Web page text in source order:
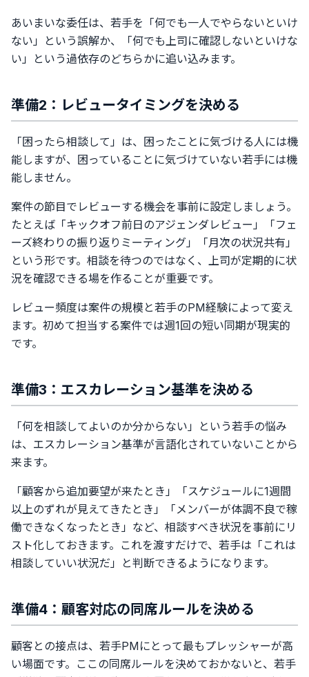
あいまいな委任は、若手を「何でも一人でやらないといけ
ない」という誤解か、「何でも上司に確認しないといけな
い」という過依存のどちらかに追い込みます。
準備2：レビュータイミングを決める
「困ったら相談して」は、困ったことに気づける人には機
能しますが、困っていることに気づけていない若手には機
能しません。
案件の節目でレビューする機会を事前に設定しましょう。
たとえば「キックオフ前日のアジェンダレビュー」「フェ
ーズ終わりの振り返りミーティング」「月次の状況共有」
という形です。相談を待つのではなく、上司が定期的に状
況を確認できる場を作ることが重要です。
レビュー頻度は案件の規模と若手のPM経験によって変え
ます。初めて担当する案件では週1回の短い同期が現実的
です。
準備3：エスカレーション基準を決める
「何を相談してよいのか分からない」という若手の悩み
は、エスカレーション基準が言語化されていないことから
来ます。
「顧客から追加要望が来たとき」「スケジュールに1週間
以上のずれが見えてきたとき」「メンバーが体調不良で稼
働できなくなったとき」など、相談すべき状況を事前にリ
スト化しておきます。これを渡すだけで、若手は「これは
相談していい状況だ」と判断できるようになります。
準備4：顧客対応の同席ルールを決める
顧客との接点は、若手PMにとって最もプレッシャーが高
い場面です。ここの同席ルールを決めておかないと、若手